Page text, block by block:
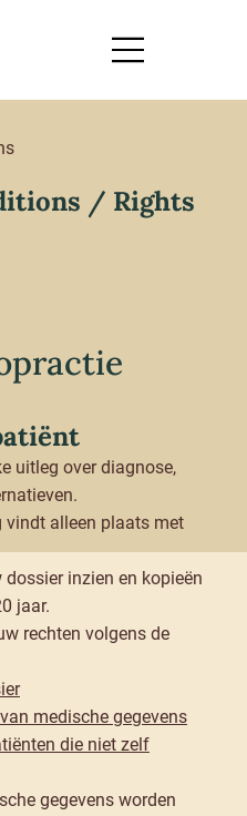
/ Rights
uitleg over diagnose,
alleen plaats met
inzien en kopieën
jaar.
rechten volgens de
medische gegevens
die niet zelf
gegevens worden